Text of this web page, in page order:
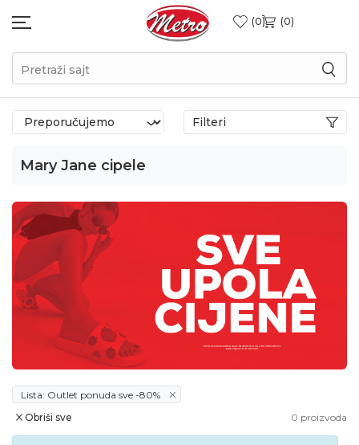
0 0
Pretraži sajt
Mary Jane cipele
Filteri
Lista: Outlet ponuda sve -80%
0 proizvoda
Obriši sve